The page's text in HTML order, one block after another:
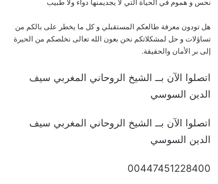
نحس و هموم في الحياة التي لا يجديمنها دواء ولا طبيب
هل تودون معرفة طالعكم المستقبلي و كل ما يخطر على بالكم من
تساؤلات و حل لمشكلاتكم نحن بعون الله تعالى نخلصكم من الحيرة
إلى بر الأمان والحقيقة.
اتصلوا الآن بــ الشيخ الروحاني المغربي سيف
الدين السوسي
اتصلوا الآن بــ الشيخ الروحاني المغربي سيف
الدين السوسي
00447451228400